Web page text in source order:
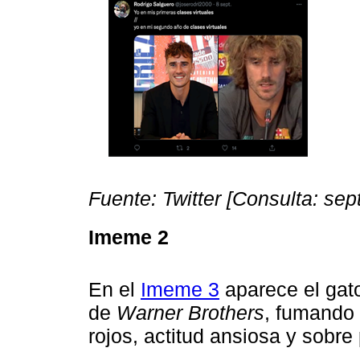
Fuente: Twitter [Consulta:
Imeme 2
En el Imeme 3 aparece el
de Warner Brothers,
rojos, actitud ansiosa y